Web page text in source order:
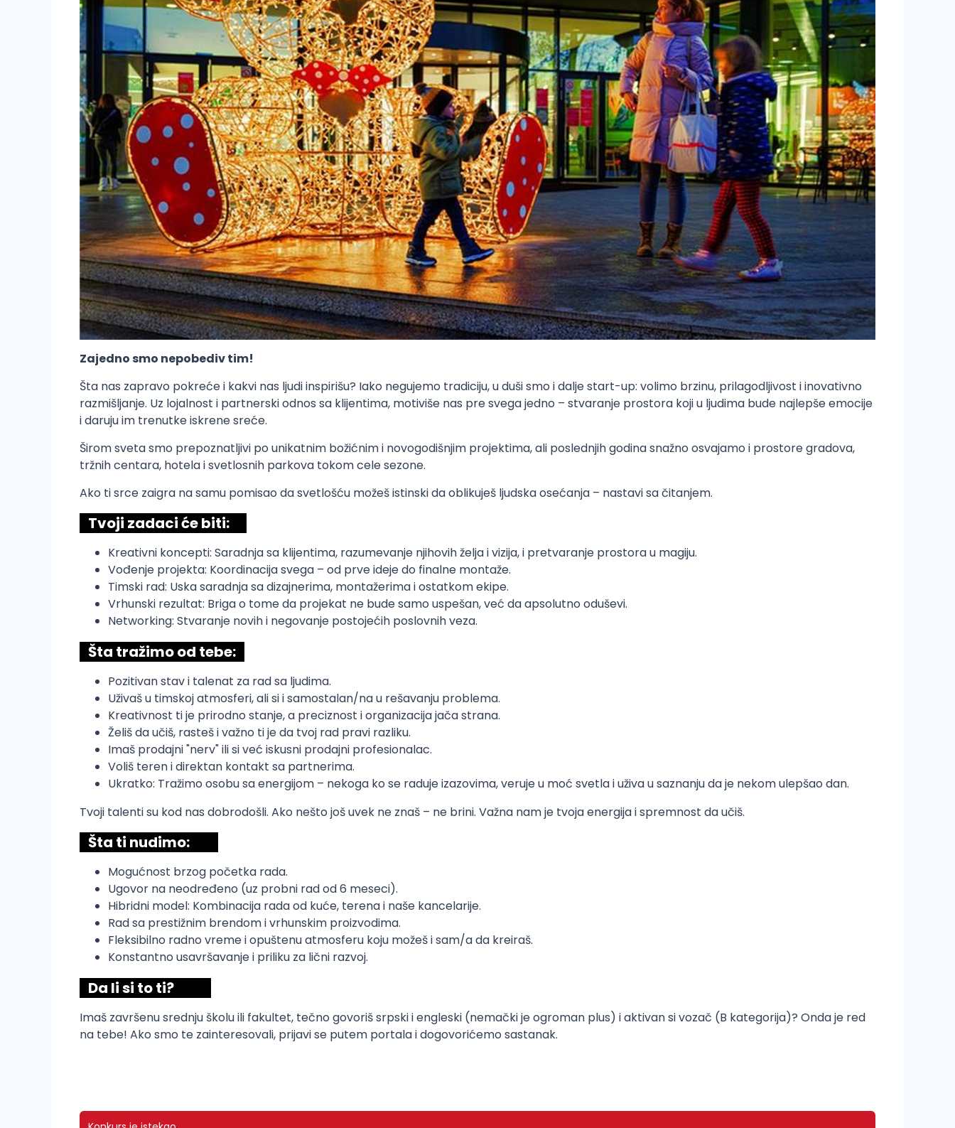
Zajedno smo nepobediv tim!
Šta nas zapravo pokreće i kakvi nas ljudi inspirišu? Iako negujemo tradiciju, u duši smo i dalje start-up: volimo brzinu, prilagodljivost i inovativno
razmišljanje. Uz lojalnost i partnerski odnos sa klijentima, motiviše nas pre svega jedno – stvaranje prostora koji u ljudima bude najlepše emocije
i daruju im trenutke iskrene sreće.
Širom sveta smo prepoznatljivi po unikatnim božićnim i novogodišnjim projektima, ali poslednjih godina snažno osvajamo i prostore gradova,
tržnih centara, hotela i svetlosnih parkova tokom cele sezone.
Ako ti srce zaigra na samu pomisao da svetlošću možeš istinski da oblikuješ ljudska osećanja – nastavi sa čitanjem.
Tvoji zadaci će biti:
Kreativni koncepti: Saradnja sa klijentima, razumevanje njihovih želja i vizija, i pretvaranje prostora u magiju.
Vođenje projekta: Koordinacija svega – od prve ideje do finalne montaže.
Timski rad: Uska saradnja sa dizajnerima, montažerima i ostatkom ekipe.
Vrhunski rezultat: Briga o tome da projekat ne bude samo uspešan, već da apsolutno oduševi.
Networking: Stvaranje novih i negovanje postojećih poslovnih veza.
Šta tražimo od tebe:
Pozitivan stav i talenat za rad sa ljudima.
Uživaš u timskoj atmosferi, ali si i samostalan/na u rešavanju problema.
Kreativnost ti je prirodno stanje, a preciznost i organizacija jača strana.
Želiš da učiš, rasteš i važno ti je da tvoj rad pravi razliku.
Imaš prodajni "nerv" ili si već iskusni prodajni profesionalac.
Voliš teren i direktan kontakt sa partnerima.
Ukratko: Tražimo osobu sa energijom – nekoga ko se raduje izazovima, veruje u moć svetla i uživa u saznanju da je nekom ulepšao dan.
Tvoji talenti su kod nas dobrodošli. Ako nešto još uvek ne znaš – ne brini. Važna nam je tvoja energija i spremnost da učiš.
Šta ti nudimo:
Mogućnost brzog početka rada.
Ugovor na neodređeno (uz probni rad od 6 meseci).
Hibridni model: Kombinacija rada od kuće, terena i naše kancelarije.
Rad sa prestižnim brendom i vrhunskim proizvodima.
Fleksibilno radno vreme i opuštenu atmosferu koju možeš i sam/a da kreiraš.
Konstantno usavršavanje i priliku za lični razvoj.
Da li si to ti?
Imaš završenu srednju školu ili fakultet, tečno govoriš srpski i engleski (nemački je ogroman plus) i aktivan si vozač (B kategorija)? Onda je red
na tebe! Ako smo te zainteresovali, prijavi se putem portala i dogovorićemo sastanak.